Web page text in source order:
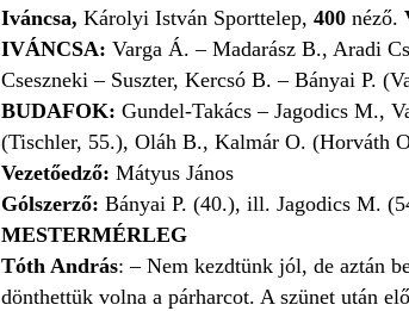
Iváncsa, Károlyi István Sporttelep, 400 néző.
IVÁNCSA: Varga Á. – Madarász B., Aradi
Cseszneki – Suszter, Kercsó B. – Bányai P.
BUDAFOK: Gundel-Takács – Jagodics M.,
(Tischler, 55.), Oláh B., Kalmár O. (Horváth
Vezetőedző: Mátyus János
Gólszerző: Bányai P. (40.), ill. Jagodics M.
MESTERMÉRLEG
Tóth András: – Nem kezdtünk jól, de aztán
dönthettük volna a párharcot. A szünet után